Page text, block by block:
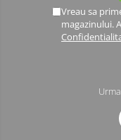
Vreau sa
magazinului.